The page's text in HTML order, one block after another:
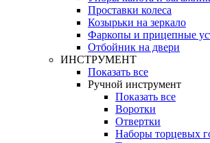
Проставки колеса
Козырьки на зеркало
Фаркопы и прицепные
Отбойник на двери
ИНСТРУМЕНТ
Показать все
Ручной инструмент
Показать все
Воротки
Отвертки
Наборы торцевых